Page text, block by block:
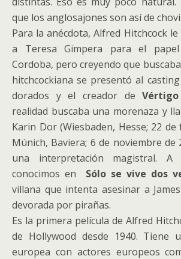
que los anglosajones son así de
Para la anécdota, Alfred Hitchcock
a Teresa Gimpera para el
Cordoba, pero creyendo que
hitchcockiana se presentó al
dorados y el creador deVértigo
realidad buscaba una morenaza y
Karin Dor (Wiesbaden, Hesse; 22
Múnich, Baviera; 6 de noviembre de
una interpretación magistral.
conocimos en Sólo se vive dos
villana que intenta asesinar a
devorada por pirañas.
Es la primera película de Alfred
de Hollywood desde 1940. Tiene
europea con actores europeos